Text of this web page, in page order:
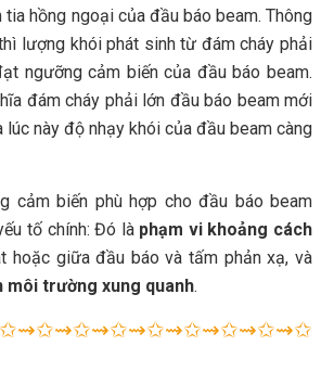
hồng ngoại của đầu báo beam. Thông
lượng khói phát sinh từ đám cháy phải
ngưỡng cảm biến của đầu báo beam.
đám cháy phải lớn đầu báo beam mới
lúc này độ nhạy khói của đầu beam càng
cảm biến phù hợp cho đầu báo beam
tố chính: Đó là phạm vi khoảng cách
hoặc giữa đầu báo và tấm phản xạ, và
môi trường xung quanh.